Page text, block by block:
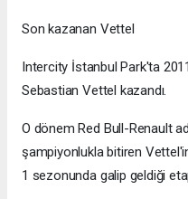
Son kazanan Vettel
Intercity İstanbul Park'ta
Sebastian Vettel kazandı.
O dönem Red Bull-Renault
şampiyonlukla bitiren
1 sezonunda galip geldiği